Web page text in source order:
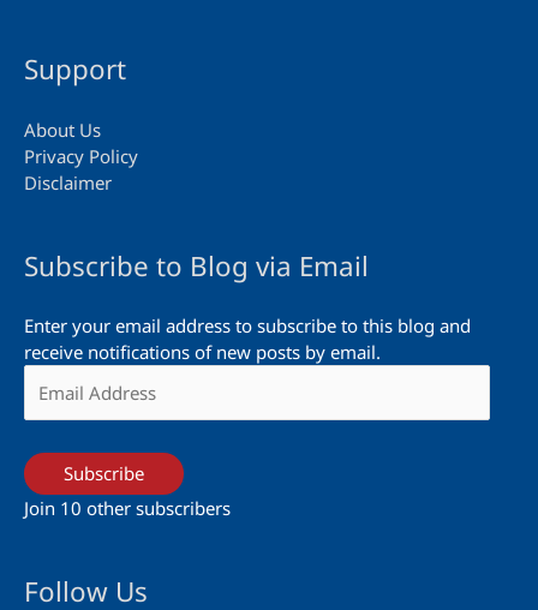
Support
About Us
Privacy Policy
Disclaimer
Subscribe to Blog via Email
Enter your email address to subscribe to this blog and
receive notifications of new posts by email.
Address
Subscribe
Join 10 other subscribers
Follow Us